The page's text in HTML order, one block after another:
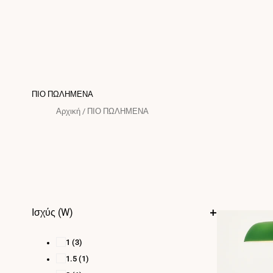
ΠΙΟ ΠΩΛΗΜΕΝΑ
Αρχική / ΠΙΟ ΠΩΛΗΜΕΝΑ
Ισχύς (W)
1 (3)
1.5 (1)